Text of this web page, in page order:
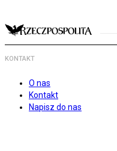
KONTAKT
O nas
Kontakt
Napisz do nas